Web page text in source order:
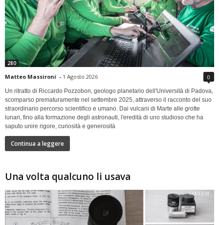
280
Matteo Massironi - 1 Agosto 2026 0
Un ritratto di Riccardo Pozzobon, geologo planetario dell'Università di Padova,
scomparso prematuramente nel settembre 2025, attraverso il racconto del suo
straordinario percorso scientifico e umano. Dai vulcani di Marte alle grotte
lunari, fino alla formazione degli astronauti, l'eredità di uno studioso che ha
saputo unire rigore, curiosità e generosità
Continua a leggere
Una volta qualcuno li usava